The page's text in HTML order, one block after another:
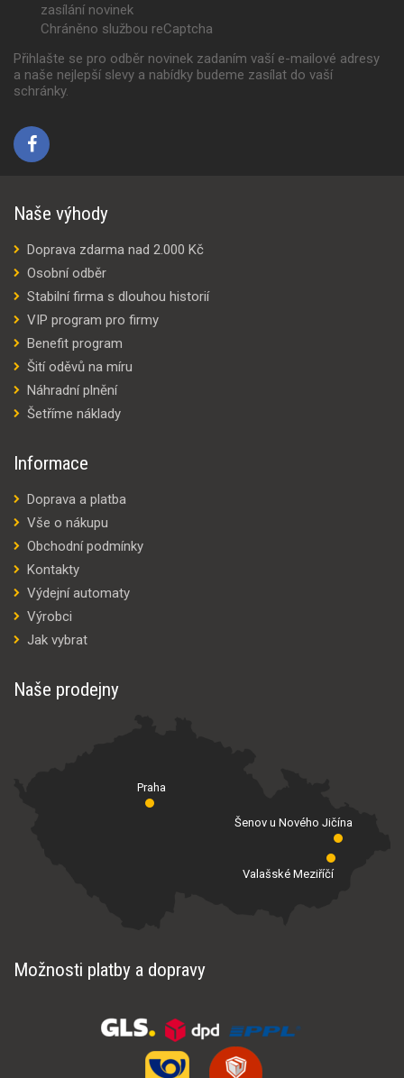
zasílání novinek
Chráněno službou reCaptcha
Přihlašte se pro odběr novinek zadaním vaší e-mailové adresy
a naše nejlepší slevy a nabídky budeme zasílat do vaší
schránky.
Naše výhody
Doprava zdarma nad 2.000 Kč
Osobní odběr
Stabilní firma s dlouhou historií
VIP program pro firmy
Benefit program
Šití oděvů na míru
Náhradní plnění
Šetříme náklady
Informace
Doprava a platba
Vše o nákupu
Obchodní podmínky
Kontakty
Výdejní automaty
Výrobci
Jak vybrat
Naše prodejny
Praha
Valašské Meziříčí
Šenov u Nového Jičína
Možnosti platby a dopravy